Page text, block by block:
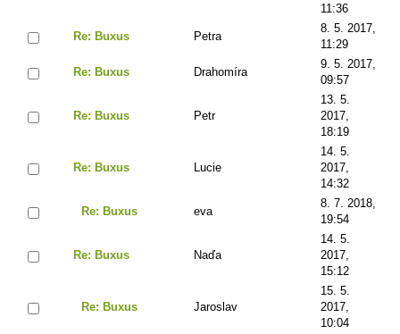
11:36
Re: Buxus Petra
8. 5. 2017,
11:29
Re: Buxus Drahomíra
9. 5. 2017,
09:57
Re: Buxus Petr
13. 5.
2017,
18:19
Re: Buxus Lucie
14. 5.
2017,
14:32
Re: Buxus eva
8. 7. 2018,
19:54
Re: Buxus Naďa
14. 5.
2017,
15:12
Re: Buxus Jaroslav
15. 5.
2017,
10:04